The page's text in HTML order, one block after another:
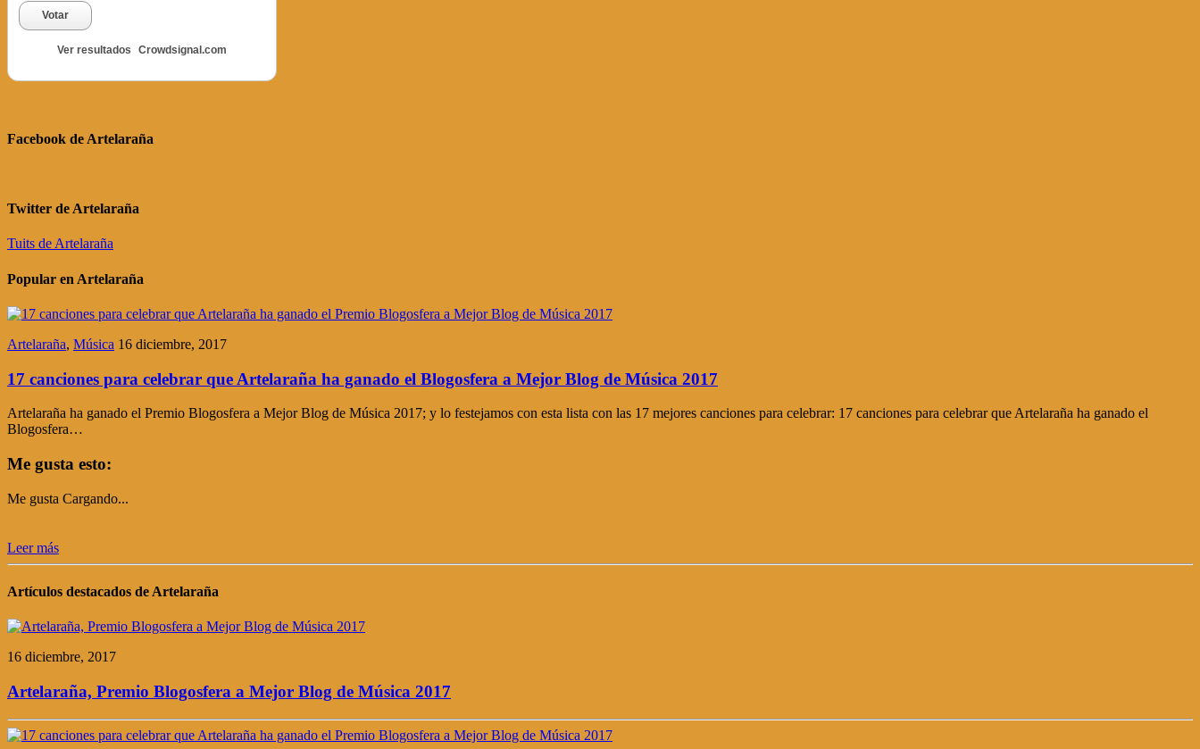
Votar
Ver resultados Crowdsignal.com
Facebook de Artelaraña
Twitter de Artelaraña
Tuits de Artelaraña
Popular en Artelaraña
Artelaraña, Música 16 diciembre, 2017
17 canciones para celebrar que Artelaraña ha ganado el Blogosfera a Mejor Blog de Música 2017
Artelaraña ha ganado el Premio Blogosfera a Mejor Blog de Música 2017; y lo festejamos con esta lista con las 17 mejores canciones para celebrar: 17 canciones para celebrar que Artelaraña ha ganado el
Blogosfera…
Me gusta esto:
Me gusta Cargando...
Leer más
Artículos destacados de Artelaraña
16 diciembre, 2017
Artelaraña, Premio Blogosfera a Mejor Blog de Música 2017